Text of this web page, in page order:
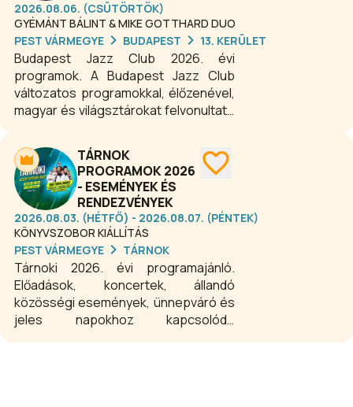
2026.08.06. (CSÜTÖRTÖK)
GYÉMÁNT BÁLINT & MIKE GOTTHARD DUO
PEST VÁRMEGYE
BUDAPEST 13. KERÜLET
Budapest Jazz Club 2026. évi
programok. A Budapest Jazz Club
változatos programokkal, élőzenével,
magyar és világsztárokat felvonultató
felszerelt koncertteremmel várja a
minőségi zene kedvelőit. A békebeli,
nosztalgikus hangulatú budapesti
kávézóba és a modern bistro
étterembe nemcsak az esti zenei
programokra, de napközben is
érdemes betérni. A koncertek este
20.00 órakor, míg keddtől szombatig, a
nagy népszerűségnek örvendő jam
session sorozat estjei 22.00 óra után
kezdődnek.
TÁRNOK
PROGRAMOK 2026
- ESEMÉNYEK ÉS
RENDEZVÉNYEK
2026.08.03. (HÉTFŐ) - 2026.08.07. (PÉNTEK)
KÖNYVSZOBOR KIÁLLÍTÁS
PEST VÁRMEGYE
TÁRNOK
Tárnoki 2026. évi programajánló.
Előadások, koncertek, állandó
közösségi események, ünnepváró és
jeles napokhoz kapcsolódó